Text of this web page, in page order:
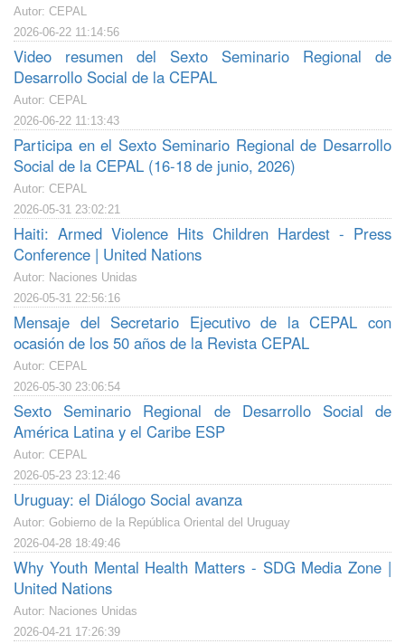
Autor: CEPAL
2026-06-22 11:14:56
Video resumen del Sexto Seminario Regional de
Desarrollo Social de la CEPAL
Autor: CEPAL
2026-06-22 11:13:43
Participa en el Sexto Seminario Regional de Desarrollo
Social de la CEPAL (16-18 de junio, 2026)
Autor: CEPAL
2026-05-31 23:02:21
Haiti: Armed Violence Hits Children Hardest - Press
Conference | United Nations
Autor: Naciones Unidas
2026-05-31 22:56:16
Mensaje del Secretario Ejecutivo de la CEPAL con
ocasión de los 50 años de la Revista CEPAL
Autor: CEPAL
2026-05-30 23:06:54
Sexto Seminario Regional de Desarrollo Social de
América Latina y el Caribe ESP
Autor: CEPAL
2026-05-23 23:12:46
Uruguay: el Diálogo Social avanza
Autor: Gobierno de la República Oriental del Uruguay
2026-04-28 18:49:46
Why Youth Mental Health Matters - SDG Media Zone |
United Nations
Autor: Naciones Unidas
2026-04-21 17:26:39